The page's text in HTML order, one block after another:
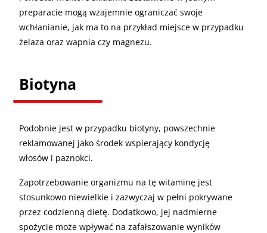
preparacie mogą wzajemnie ograniczać swoje
wchłanianie, jak ma to na przykład miejsce w przypadku
żelaza oraz wapnia czy magnezu.
Biotyna
Podobnie jest w przypadku biotyny, powszechnie
reklamowanej jako środek wspierający kondycję
włosów i paznokci.
Zapotrzebowanie organizmu na tę witaminę jest
stosunkowo niewielkie i zazwyczaj w pełni pokrywane
przez codzienną dietę. Dodatkowo, jej nadmierne
spożycie może wpływać na zafałszowanie wyników